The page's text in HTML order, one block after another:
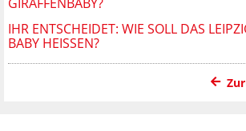
IHR ENTSCHEIDET: WIE SOLL DAS
BABY HEISSEN?